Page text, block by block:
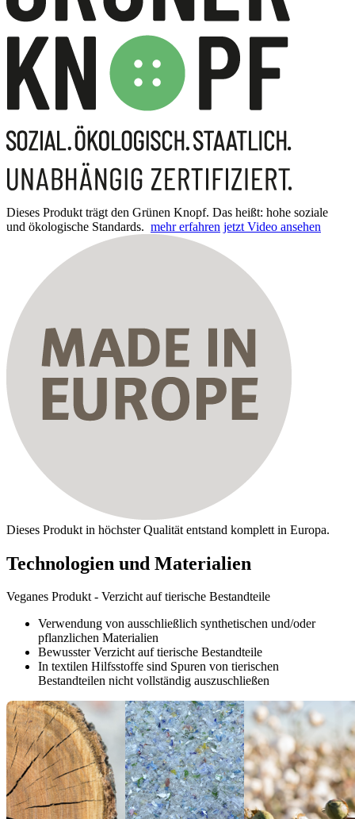
Dieses Produkt trägt den Grünen Knopf. Das heißt: hohe soziale
und ökologische Standards. mehr erfahren jetzt Video ansehen
Dieses Produkt in höchster Qualität entstand komplett in Europa.
Technologien und Materialien
Veganes Produkt - Verzicht auf tierische Bestandteile
Verwendung von ausschließlich synthetischen und/oder
pflanzlichen Materialien
Bewusster Verzicht auf tierische Bestandteile
In textilen Hilfsstoffe sind Spuren von tierischen
Bestandteilen nicht vollständig auszuschließen